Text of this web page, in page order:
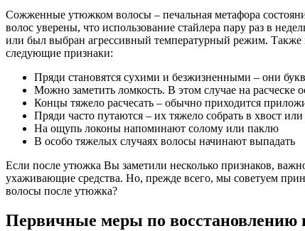
Сожженные утюжком волосы – печальная метафора
волос уверены, что использование стайлера пару раз в
или был выбран агрессивный температурный режим.
следующие признаки:
Пряди становятся сухими и безжизненными – они
Можно заметить ломкость. В этом случае на расческе
Концы тяжело расчесать – обычно приходится
Пряди часто путаются – их тяжело собрать в хвост
На ощупь локоны напоминают солому или паклю
В особо тяжелых случаях волосы начинают выпадать
Если после утюжка Вы заметили несколько признаков,
ухаживающие средства. Но, прежде всего, мы советуем
волосы после утюжка?
Первичные меры по восстановлению